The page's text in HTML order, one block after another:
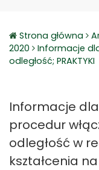
Strona główna
2020
Informacje
odległość; PRAKTYKI
Informacje
procedur
odległość w
kształcenia